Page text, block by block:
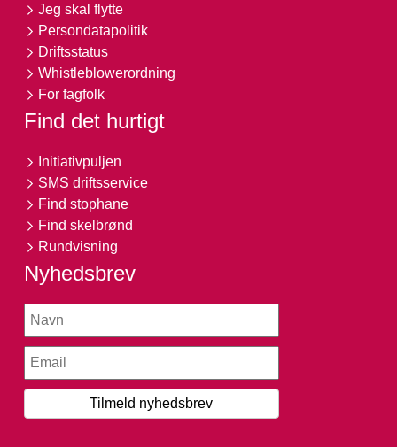
Jeg skal flytte
Persondatapolitik
Driftsstatus
Whistleblowerordning
For fagfolk
Find det hurtigt
Initiativpuljen
SMS driftsservice
Find stophane
Find skelbrønd
Rundvisning
Nyhedsbrev